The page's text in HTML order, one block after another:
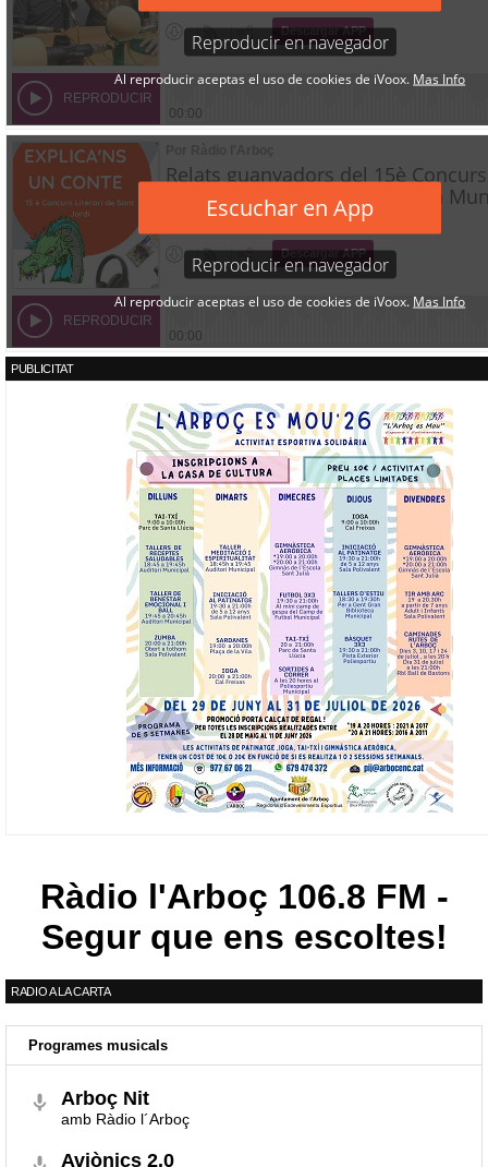
PUBLICITAT
Ràdio l'Arboç 106.8 FM -
Segur que ens escoltes!
RADIO A LA CARTA
Programes musicals
Arboç Nit
amb Ràdio l´Arboç
Aviònics 2.0